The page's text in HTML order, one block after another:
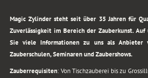
Magic Zylinder steht seit über 35 Jahren für
Zuverlässigkeit im Bereich der Zauberkunst.
Sie viele Informationen zu uns als Anbieter
Zauberschulen, Seminaren und Zaubershows.
Zauberrequisiten: Von Tischzauberei bis zu